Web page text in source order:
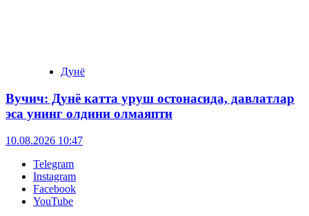
Дунё
Вучич: Дунё катта уруш остонасида, давлатлар
эса унинг олдини олмаяпти
10.08.2026 10:47
Telegram
Instagram
Facebook
YouTube